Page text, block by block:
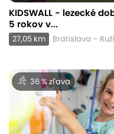
KIDSWALL - lezecké
5 rokov v...
27,05 km Bratislava –
36 % zľava